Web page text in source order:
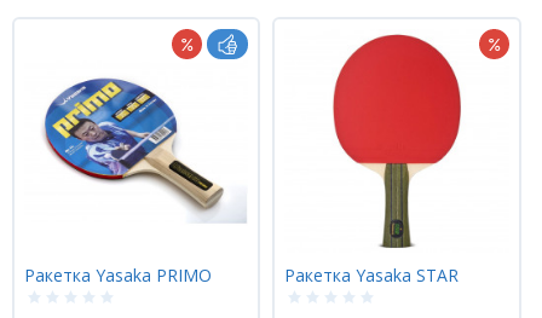
Ракетка Yasaka PRIMO Ракетка Yasaka STAR